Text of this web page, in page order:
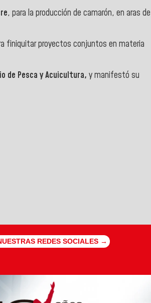
, para la producción de camarón, en aras de
finiquitar proyectos conjuntos en materia
de Pesca y Acuicultura, y manifestó su
REDES SOCIALES →